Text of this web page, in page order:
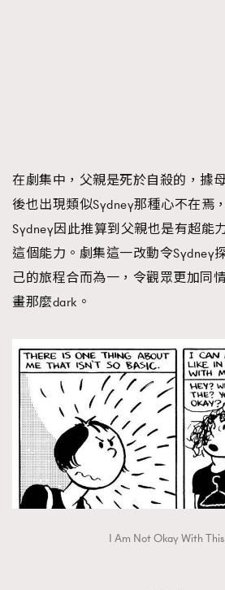
在劇集中，父親是死於自殺的，據
後也出現類似Sydney那種心不在焉
Sydney因此推算到父親也是有超能
這個能力。劇集這一改動令Sydney
己的旅程合而為一，令觀眾更加同
畫那麼dark。
I Am Not Okay With